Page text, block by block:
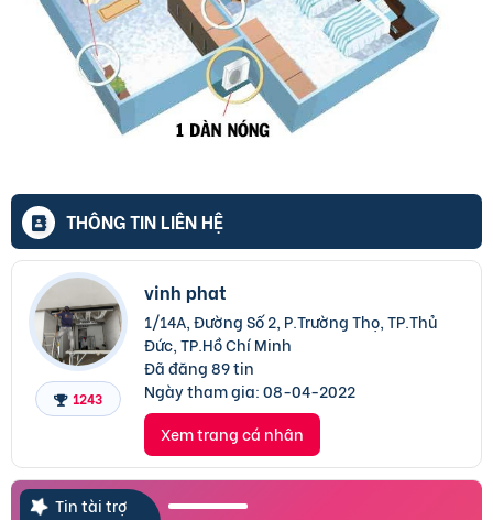
THÔNG TIN LIÊN HỆ
1243
vinh phat
1/14A, Đường Số 2, P.Trường Thọ, TP.Thủ
Đức, TP.Hồ Chí Minh
Đã đăng 89 tin
Ngày tham gia:08-04-2022
Xem trang cá nhân
Tin tài trợ